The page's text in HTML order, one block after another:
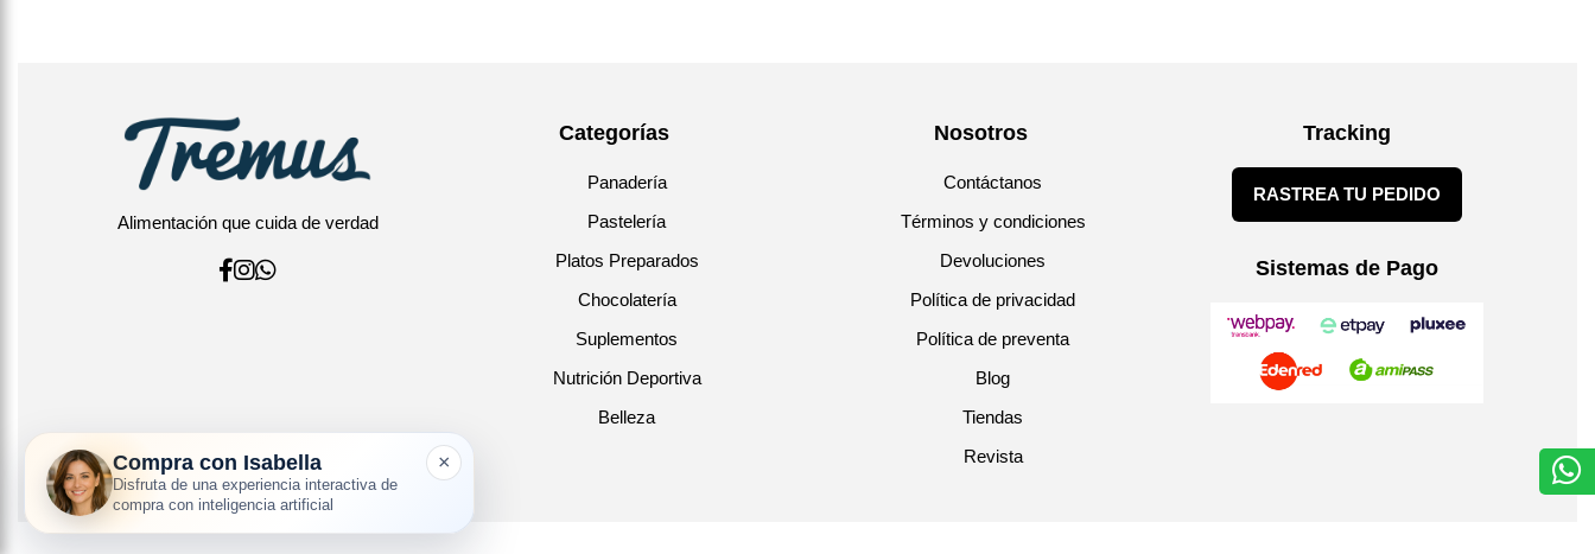
Alimentación que cuida de verdad
Categorías
Panadería
Pastelería
Platos Preparados
Chocolatería
Suplementos
Nutrición Deportiva
Belleza
Nosotros
Contáctanos
Términos y condiciones
Devoluciones
Política de privacidad
Política de preventa
Blog
Tiendas
Revista
Tracking
RASTREA TU PEDIDO
Sistemas de Pago